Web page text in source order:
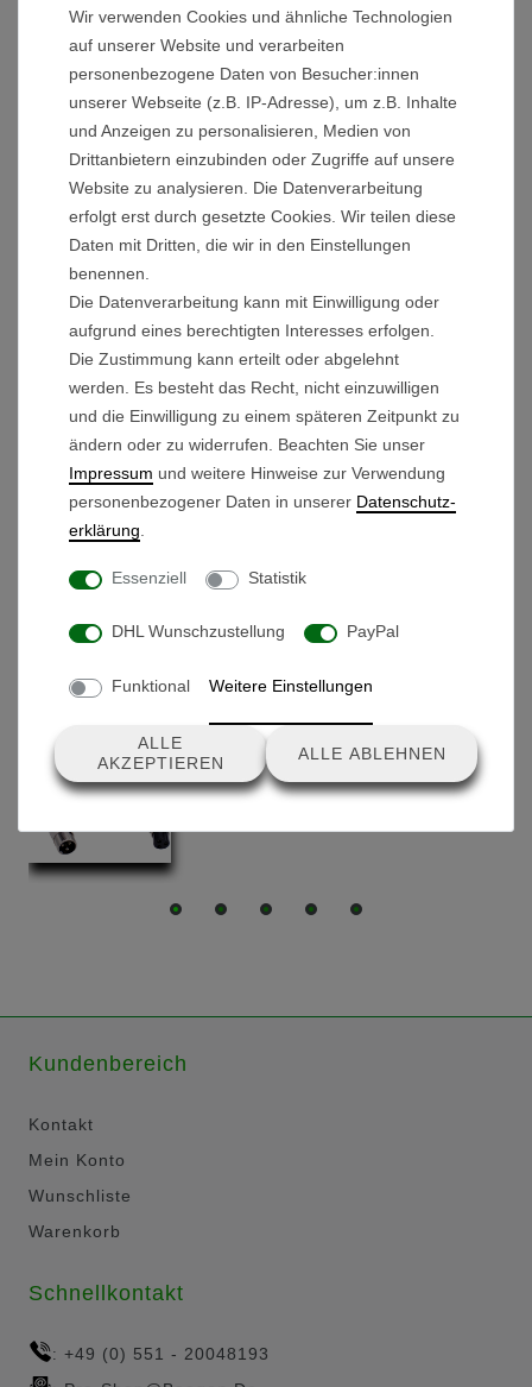
Erlebe die Wendigkeit deines Trolleys, dank der
montierten Freilaufnabe.
Technische Details:
Ausführung:LINKS
Farbe der Felge: Anthrazit
Außendurchmesser mit Reifen: 29,3cm
Felgenbreite: 71mm
Durchmesser Achsaufnahme: 12mm
Lieferumfang:
Antriebsrad linke Seite
Verlängerungskabel - Typ 1
24,90 € *
Kundenbereich
Kontakt
Mein Konto
Wunschliste
Warenkorb
Schnellkontakt
: +49 (0) 551 - 20048193
Wir verwenden Cookies und ähnliche Technologien
auf unserer Website und verarbeiten
personenbezogene Daten von Besucher:innen
unserer Webseite (z.B. IP-Adresse), um z.B. Inhalte
und Anzeigen zu personalisieren, Medien von
Drittanbietern einzubinden oder Zugriffe auf unsere
Website zu analysieren. Die Datenverarbeitung
erfolgt erst durch gesetzte Cookies. Wir teilen diese
Daten mit Dritten, die wir in den Einstellungen
benennen.
Die Datenverarbeitung kann mit Einwilligung oder
aufgrund eines berechtigten Interesses erfolgen.
Die Zustimmung kann erteilt oder abgelehnt
werden. Es besteht das Recht, nicht einzuwilligen
und die Einwilligung zu einem späteren Zeitpunkt zu
ändern oder zu widerrufen. Beachten Sie unser
Impressum und weitere Hinweise zur Verwendung
personenbezogener Daten in unserer Daten­schutz­
erklärung
Essenziell Statistik
DHL Wunschzustellung PayPal
Funktional Weitere Einstellungen
ALLE
AKZEPTIEREN
ALLE ABLEHNEN